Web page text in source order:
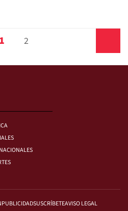
1 2
PUBLICIDADSUSCRÍBETEAVISO LEGAL